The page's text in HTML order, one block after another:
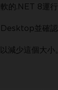
的.NET 8運行
並確認
減少這個大小。